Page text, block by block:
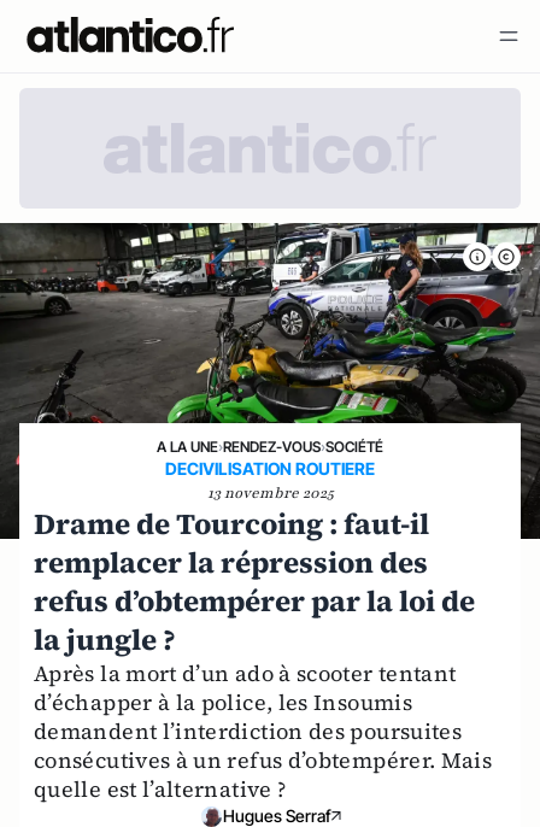
A LA UNE›RENDEZ-VOUS›SOCIÉTÉ
DECIVILISATION ROUTIERE
13 novembre 2025
Drame de Tourcoing : faut-il
remplacer la répression des
refus d’obtempérer par la loi de
la jungle ?
Après la mort d’un ado à scooter tentant
d’échapper à la police, les Insoumis
demandent l’interdiction des poursuites
consécutives à un refus d’obtempérer. Mais
quelle est l’alternative ?
Hugues Serraf